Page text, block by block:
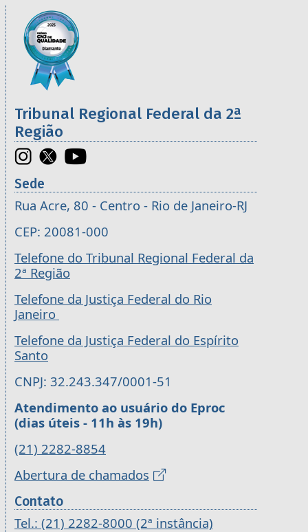
Informações úteis sobre os órgãos da 2ª
Imagem
Tribunal Regional Federal da 2ª
Região
Sede
Rua Acre, 80 - Centro - Rio de Janeiro-RJ
CEP: 20081-000
Telefone do Tribunal Regional Federal da
2ª Região
Telefone da Justiça Federal do Rio
Janeiro
Telefone da Justiça Federal do Espírito
Santo
CNPJ: 32.243.347/0001-51
Atendimento ao usuário do Eproc
(dias úteis - 11h às 19h)
(21) 2282-8854
Abertura de chamados
Contato
Tel.: (21) 2282-8000 (2ª instância)